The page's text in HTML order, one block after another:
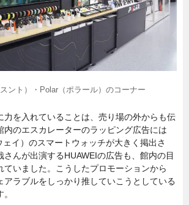
ント）・Polar（ポラール）のコーナー
力を入れていることは、売り場の外からも伝
内のエスカレーターのラッピング広告には
ェイ）のスマートウォッチが大きく掲出さ
さんが出演するHUAWEIの広告も、館内の目
ていました。こうしたプロモーションから
アラブルをしっかり推していこうとしている